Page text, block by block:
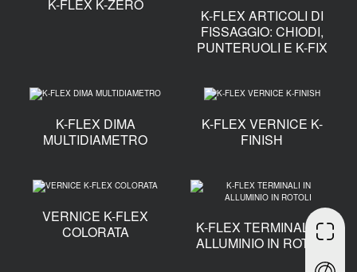
K-FLEX K-ZERO
K-FLEX ARTICOLI DI
FISSAGGIO: CHIODI,
PUNTERUOLI E K-FIX
K-FLEX DIMA
MULTIDIAMETRO
K-FLEX VERNICE K-
FINISH
VERNICE K-FLEX
COLORATA
K-FLEX TERMINALI IN
ALLUMINIO IN ROTOLI